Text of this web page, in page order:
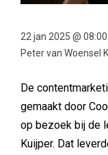
22 jan 2025 @ 08:00
Peter van Woensel
De
gemaakt door
op bezoek bij de
Kuijper. Dat